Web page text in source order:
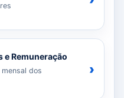
e Remuneração
dos
›